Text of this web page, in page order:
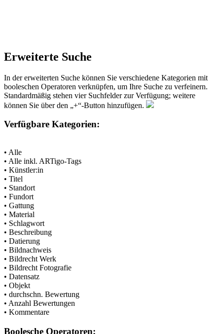
Erweiterte Suche
In der erweiterten Suche können Sie verschiedene Kategorien mit
booleschen Operatoren verknüpfen, um Ihre Suche zu verfeinern.
Standardmäßig stehen vier Suchfelder zur Verfügung; weitere
können Sie über den „+“-Button hinzufügen.
Verfügbare Kategorien:
• Alle
• Alle inkl. ARTigo-Tags
• Künstler:in
• Titel
• Standort
• Fundort
• Gattung
• Material
• Schlagwort
• Beschreibung
• Datierung
• Bildnachweis
• Bildrecht Werk
• Bildrecht Fotografie
• Datensatz
• Objekt
• durchschn. Bewertung
• Anzahl Bewertungen
• Kommentare
Boolesche Operatoren: